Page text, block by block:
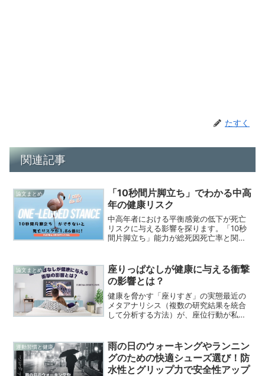
たすく
関連記事
論文まとめ
「10秒間片脚立ち」でわかる中高
年の健康リスク
中高年者における平衡感覚の低下が死亡
リスクに与える影響を探ります。「10秒
間片脚立ち」能力が総死因死亡率と関連
ます。転倒や死亡リスクを低減させるた
めの対策についても触れています。
論文まとめ
座りっぱなしが健康に与える衝撃
の影響とは？
健康を脅かす「座りすぎ」の実態最近の
メタアナリシス（複数の研究結果を統合
して分析する方法）が、座位行動が私た
1,331,468人を対象に、座っている時間や
テレビ視聴と健康問題...
運動習慣と健康
雨の日のウォーキングやランニン
グのための快適シューズ選び！防
水性とグリップ力で安全性アップ